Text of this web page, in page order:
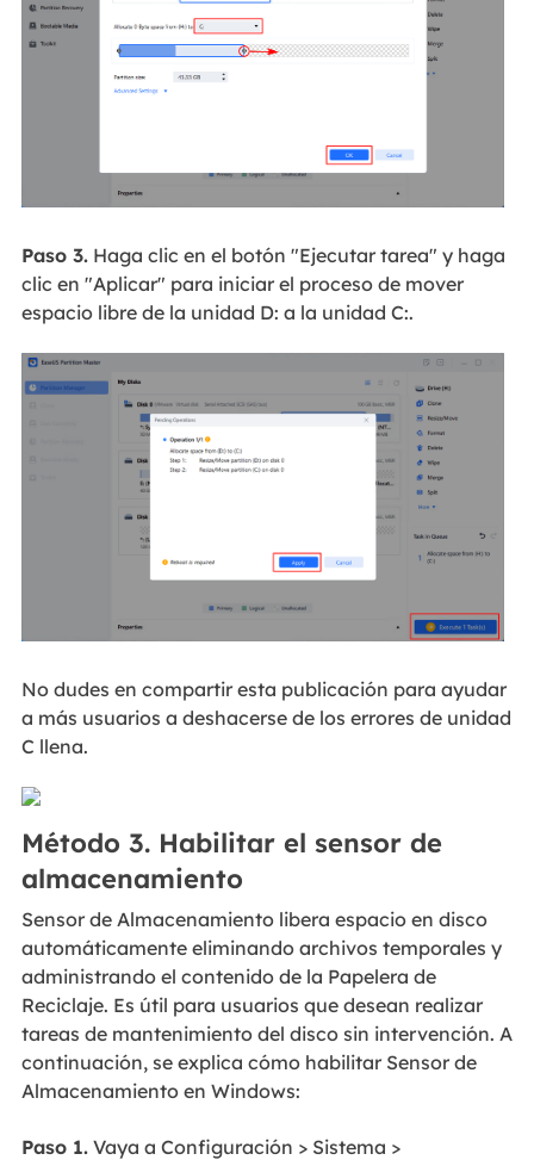
Paso 3.Haga clic en el botón "Ejecutar tarea" y haga
clic en "Aplicar" para iniciar el proceso de mover
espacio libre de la unidad D: a la unidad C:.
No dudes en compartir esta publicación para ayudar
a más usuarios a deshacerse de los errores de unidad
C llena.
Método 3. Habilitar el sensor de
almacenamiento
Sensor de Almacenamiento libera espacio en disco
automáticamente eliminando archivos temporales y
administrando el contenido de la Papelera de
Reciclaje. Es útil para usuarios que desean realizar
tareas de mantenimiento del disco sin intervención. A
continuación, se explica cómo habilitar Sensor de
Almacenamiento en Windows:
Paso 1.Vaya a Configuración > Sistema >